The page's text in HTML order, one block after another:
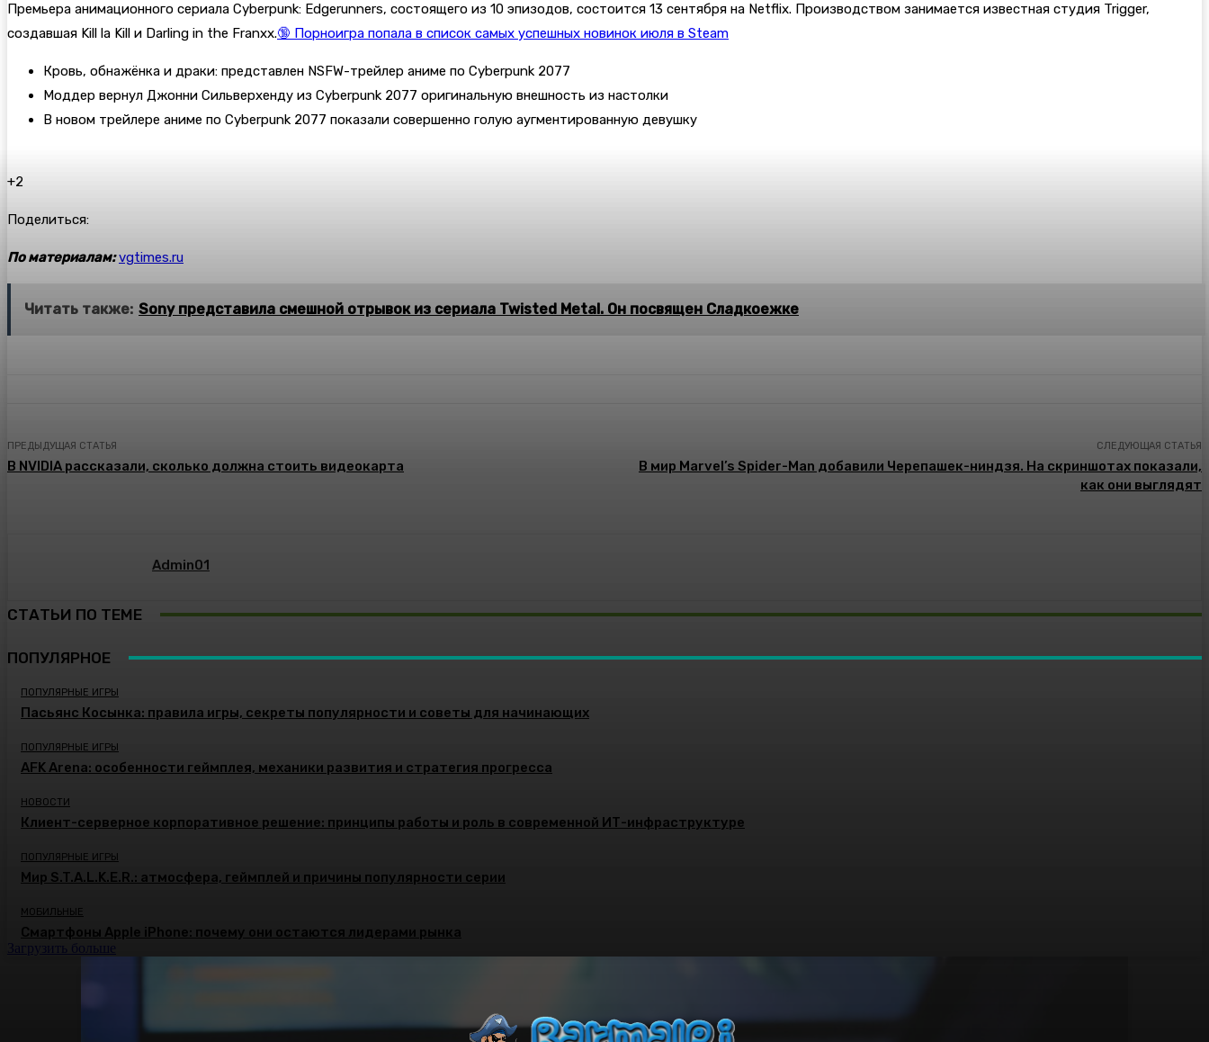
Премьера анимационного сериала Cyberpunk: Edgerunners, состоящего из 10 эпизодов, состоится 13 сентября на Netflix. Производством занимается известная студия Trigger,
создавшая Kill la Kill и Darling in the Franxx.🔞 Порноигра попала в список самых успешных новинок июля в Steam
Кровь, обнажёнка и драки: представлен NSFW-трейлер аниме по Cyberpunk 2077
Моддер вернул Джонни Сильверхенду из Cyberpunk 2077 оригинальную внешность из настолки
В новом трейлере аниме по Cyberpunk 2077 показали совершенно голую аугментированную девушку
+2
Поделиться:
По материалам: vgtimes.ru
Читать также: Sony представила смешной отрывок из сериала Twisted Metal. Он посвящен Сладкоежке
ПРЕДЫДУЩАЯ СТАТЬЯ
В NVIDIA рассказали, сколько должна стоить видеокарта
СЛЕДУЮЩАЯ СТАТЬЯ
В мир Marvel’s Spider-Man добавили Черепашек-ниндзя. На скриншотах показали,
как они выглядят
Admin01
СТАТЬИ ПО ТЕМЕ
ПОПУЛЯРНОЕ
ПОПУЛЯРНЫЕ ИГРЫ
Пасьянс Косынка: правила игры, секреты популярности и советы для начинающих
ПОПУЛЯРНЫЕ ИГРЫ
AFK Arena: особенности геймплея, механики развития и стратегия прогресса
НОВОСТИ
Клиент-серверное корпоративное решение: принципы работы и роль в современной ИТ-инфраструктуре
ПОПУЛЯРНЫЕ ИГРЫ
Мир S.T.A.L.K.E.R.: атмосфера, геймплей и причины популярности серии
МОБИЛЬНЫЕ
Смартфоны Apple iPhone: почему они остаются лидерами рынка
Загрузить больше